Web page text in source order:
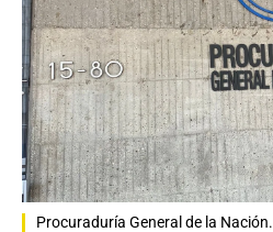
Procuraduría General de la Nación.